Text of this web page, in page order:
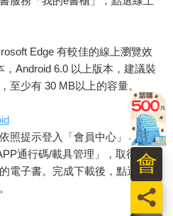
Edge 有較佳的線上瀏覽效
Android 6.0 以上版本，建議裝
至少有 30 MB以上的容量。
照提示登入「會員中心」→「我
通行碼/載具管理」，取得通行
電子書。完成下載後，點選任一
員
會